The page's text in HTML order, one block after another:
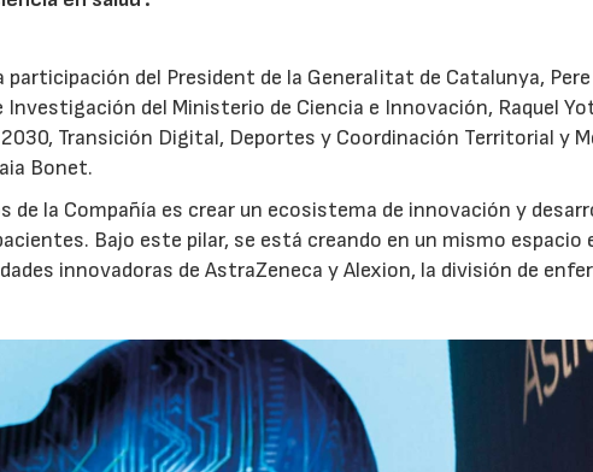
del President de la Generalitat de Catalunya,
Investigación del Ministerio de Ciencia e Innovación, Raquel
Transición Digital, Deportes y Coordinación Territorial y
Bonet.
de la Compañía es crear un ecosistema de innovación y
Bajo este pilar, se está creando en un mismo espacio
innovadoras de AstraZeneca y Alexion, la división de